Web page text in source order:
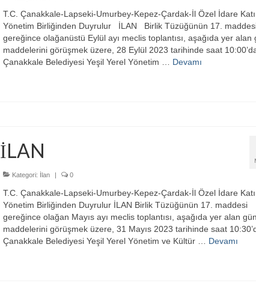
T.C. Çanakkale-Lapseki-Umurbey-Kepez-Çardak-İl Özel İdare Katı
Yönetim Birliğinden Duyrulur İLAN Birlik Tüzüğünün 17.
gereğince olağanüstü Eylül ayı meclis toplantısı, aşağıda yer alan
maddelerini görüşmek üzere, 28 Eylül 2023 tarihinde saat
Çanakkale Belediyesi Yeşil Yerel Yönetim … Devamı
İLAN
Kategori: İlan | 0
T.C. Çanakkale-Lapseki-Umurbey-Kepez-Çardak-İl Özel İdare Katı
Yönetim Birliğinden Duyrulur İLAN Birlik Tüzüğünün 17. maddesi
gereğince olağan Mayıs ayı meclis toplantısı, aşağıda yer alan
maddelerini görüşmek üzere, 31 Mayıs 2023 tarihinde saat
Çanakkale Belediyesi Yeşil Yerel Yönetim ve Kültür … Devamı